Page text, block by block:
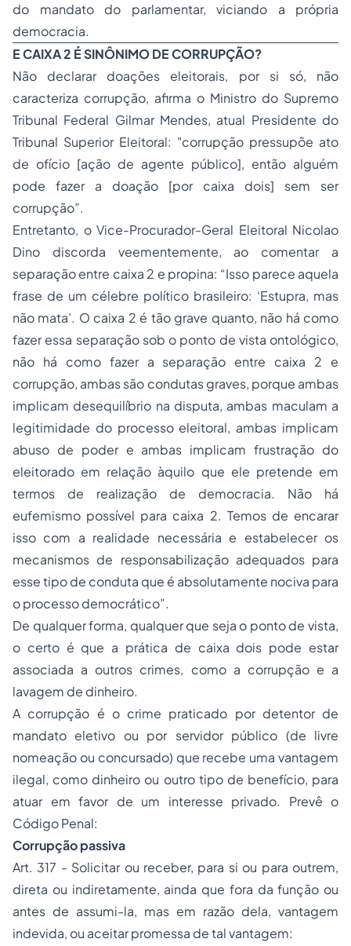
do mandato do parlamentar, viciando a própria
democracia.
E CAIXA 2 É SINÔNIMO DE CORRUPÇÃO?
Não declarar doações eleitorais, por si só, não
caracteriza corrupção, afirma o Ministro do Supremo
Tribunal Federal Gilmar Mendes, atual Presidente do
Tribunal Superior Eleitoral: "corrupção pressupõe ato
de ofício [ação de agente público], então alguém
pode fazer a doação [por caixa dois] sem ser
corrupção”.
Entretanto, o Vice-Procurador-Geral Eleitoral Nicolao
Dino discorda veementemente, ao comentar a
separação entre caixa 2 e propina: “Isso parece aquela
frase de um célebre político brasileiro: ‘Estupra, mas
não mata’. O caixa 2 é tão grave quanto, não há como
fazer essa separação sob o ponto de vista ontológico,
não há como fazer a separação entre caixa 2 e
corrupção, ambas são condutas graves, porque ambas
implicam desequilíbrio na disputa, ambas maculam a
legitimidade do processo eleitoral, ambas implicam
abuso de poder e ambas implicam frustração do
eleitorado em relação àquilo que ele pretende em
termos de realização de democracia. Não há
eufemismo possível para caixa 2. Temos de encarar
isso com a realidade necessária e estabelecer os
mecanismos de responsabilização adequados para
esse tipo de conduta que é absolutamente nociva para
o processo democrático”.
De qualquer forma, qualquer que seja o ponto de vista,
o certo é que a prática de caixa dois pode estar
associada a outros crimes, como a corrupção e a
lavagem de dinheiro.
A corrupção é o crime praticado por detentor de
mandato eletivo ou por servidor público (de livre
nomeação ou concursado) que recebe uma vantagem
ilegal, como dinheiro ou outro tipo de benefício, para
atuar em favor de um interesse privado. Prevê o
Código Penal:
Corrupção passiva
Art. 317 - Solicitar ou receber, para si ou para outrem,
direta ou indiretamente, ainda que fora da função ou
antes de assumi-la, mas em razão dela, vantagem
indevida, ou aceitar promessa de tal vantagem: